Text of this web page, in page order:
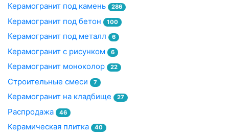
Керамогранит под камень 286
Керамогранит под бетон 100
Керамогранит под металл 6
Керамогранит с рисунком 6
Керамогранит моноколор 22
Строительные смеси 7
Керамогранит на кладбище 27
Распродажа 46
Керамическая плитка 40